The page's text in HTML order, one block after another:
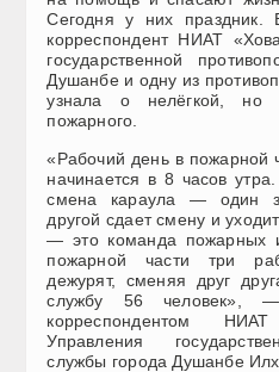
Сегодня у них праздник.
корреспондент НИАТ
государственной
Душанбе и одну из
узнала о нелёгкой, но
пожарного.
«Рабочий день в
начинается в 8 часов
смена караула — один
другой сдает смену и
— это команда пожарных
пожарной части три
дежурят, сменяя друг
службу 56 человек»,
корреспондентом
Управления
службы города Душанбе